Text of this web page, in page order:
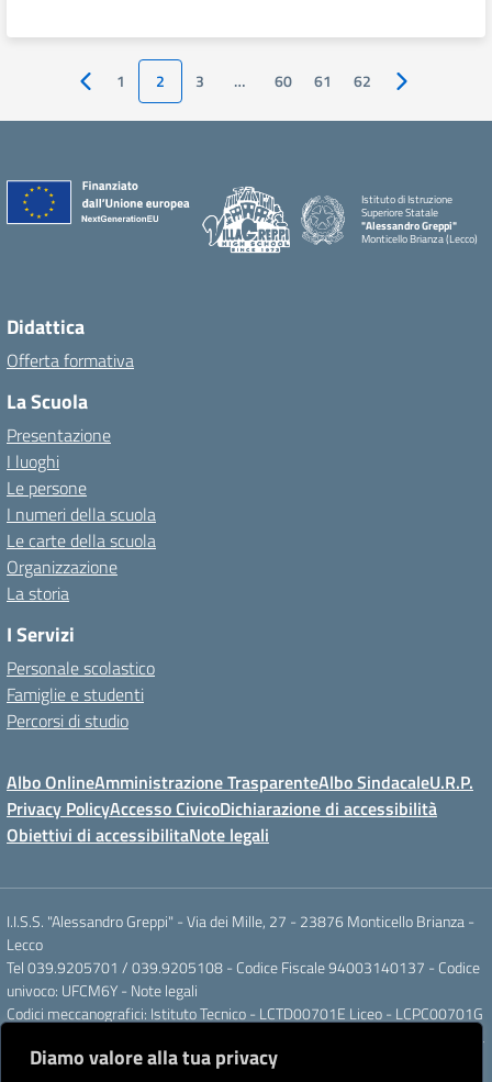
Diamo valore alla tua privacy
Pagina precedente
1 2 3 … 60 61 62 Pagina
Istituto di Istruzione
Superiore Statale
"Alessandro Greppi"
Monticello Brianza (Lecco)
Didattica
Offerta formativa
La Scuola
Presentazione
I luoghi
Le persone
I numeri della scuola
Le carte della scuola
Organizzazione
La storia
I Servizi
Personale scolastico
Famiglie e studenti
Percorsi di studio
Albo OnlineAmministrazione TrasparenteAlbo SindacaleU.R.P.
Privacy PolicyAccesso CivicoDichiarazione di accessibilità
Obiettivi di accessibilitaNote legali
I.I.S.S. "Alessandro Greppi" - Via dei Mille, 27 - 23876 Monticello Brianza -
Lecco
Tel 039.9205701 / 039.9205108 - Codice Fiscale 94003140137 - Codice
univoco: UFCM6Y - Note legali
Codici meccanografici: Istituto Tecnico - LCTD00701E Liceo - LCPC00701G
Posta elettronica ordinaria: LCIS007008@ISTRUZIONE.IT Posta elettronica
certificata: LCIS007008@PEC.ISTRUZIONE.IT